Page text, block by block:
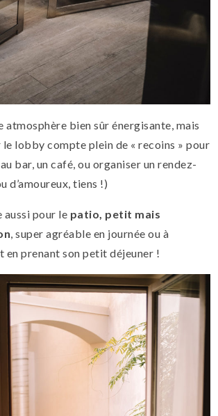
atmosphère bien sûr énergisante, mais
le lobby compte plein de « recoins » pour
bar, un café, ou organiser un rendez-
d’amoureux, tiens !)
pour le patio, petit mais
, super agréable en journée ou à
en prenant son petit déjeuner !